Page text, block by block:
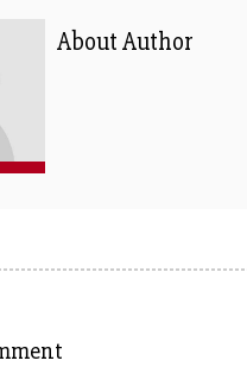
About Author